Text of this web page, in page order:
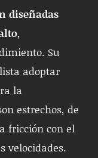
diseñadas
,
Su
adoptar
la
estrechos, de
fricción con el
velocidades.